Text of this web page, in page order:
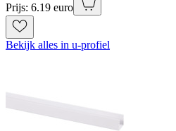
Prijs: 6.19 euro
Bekijk alles in u-profiel